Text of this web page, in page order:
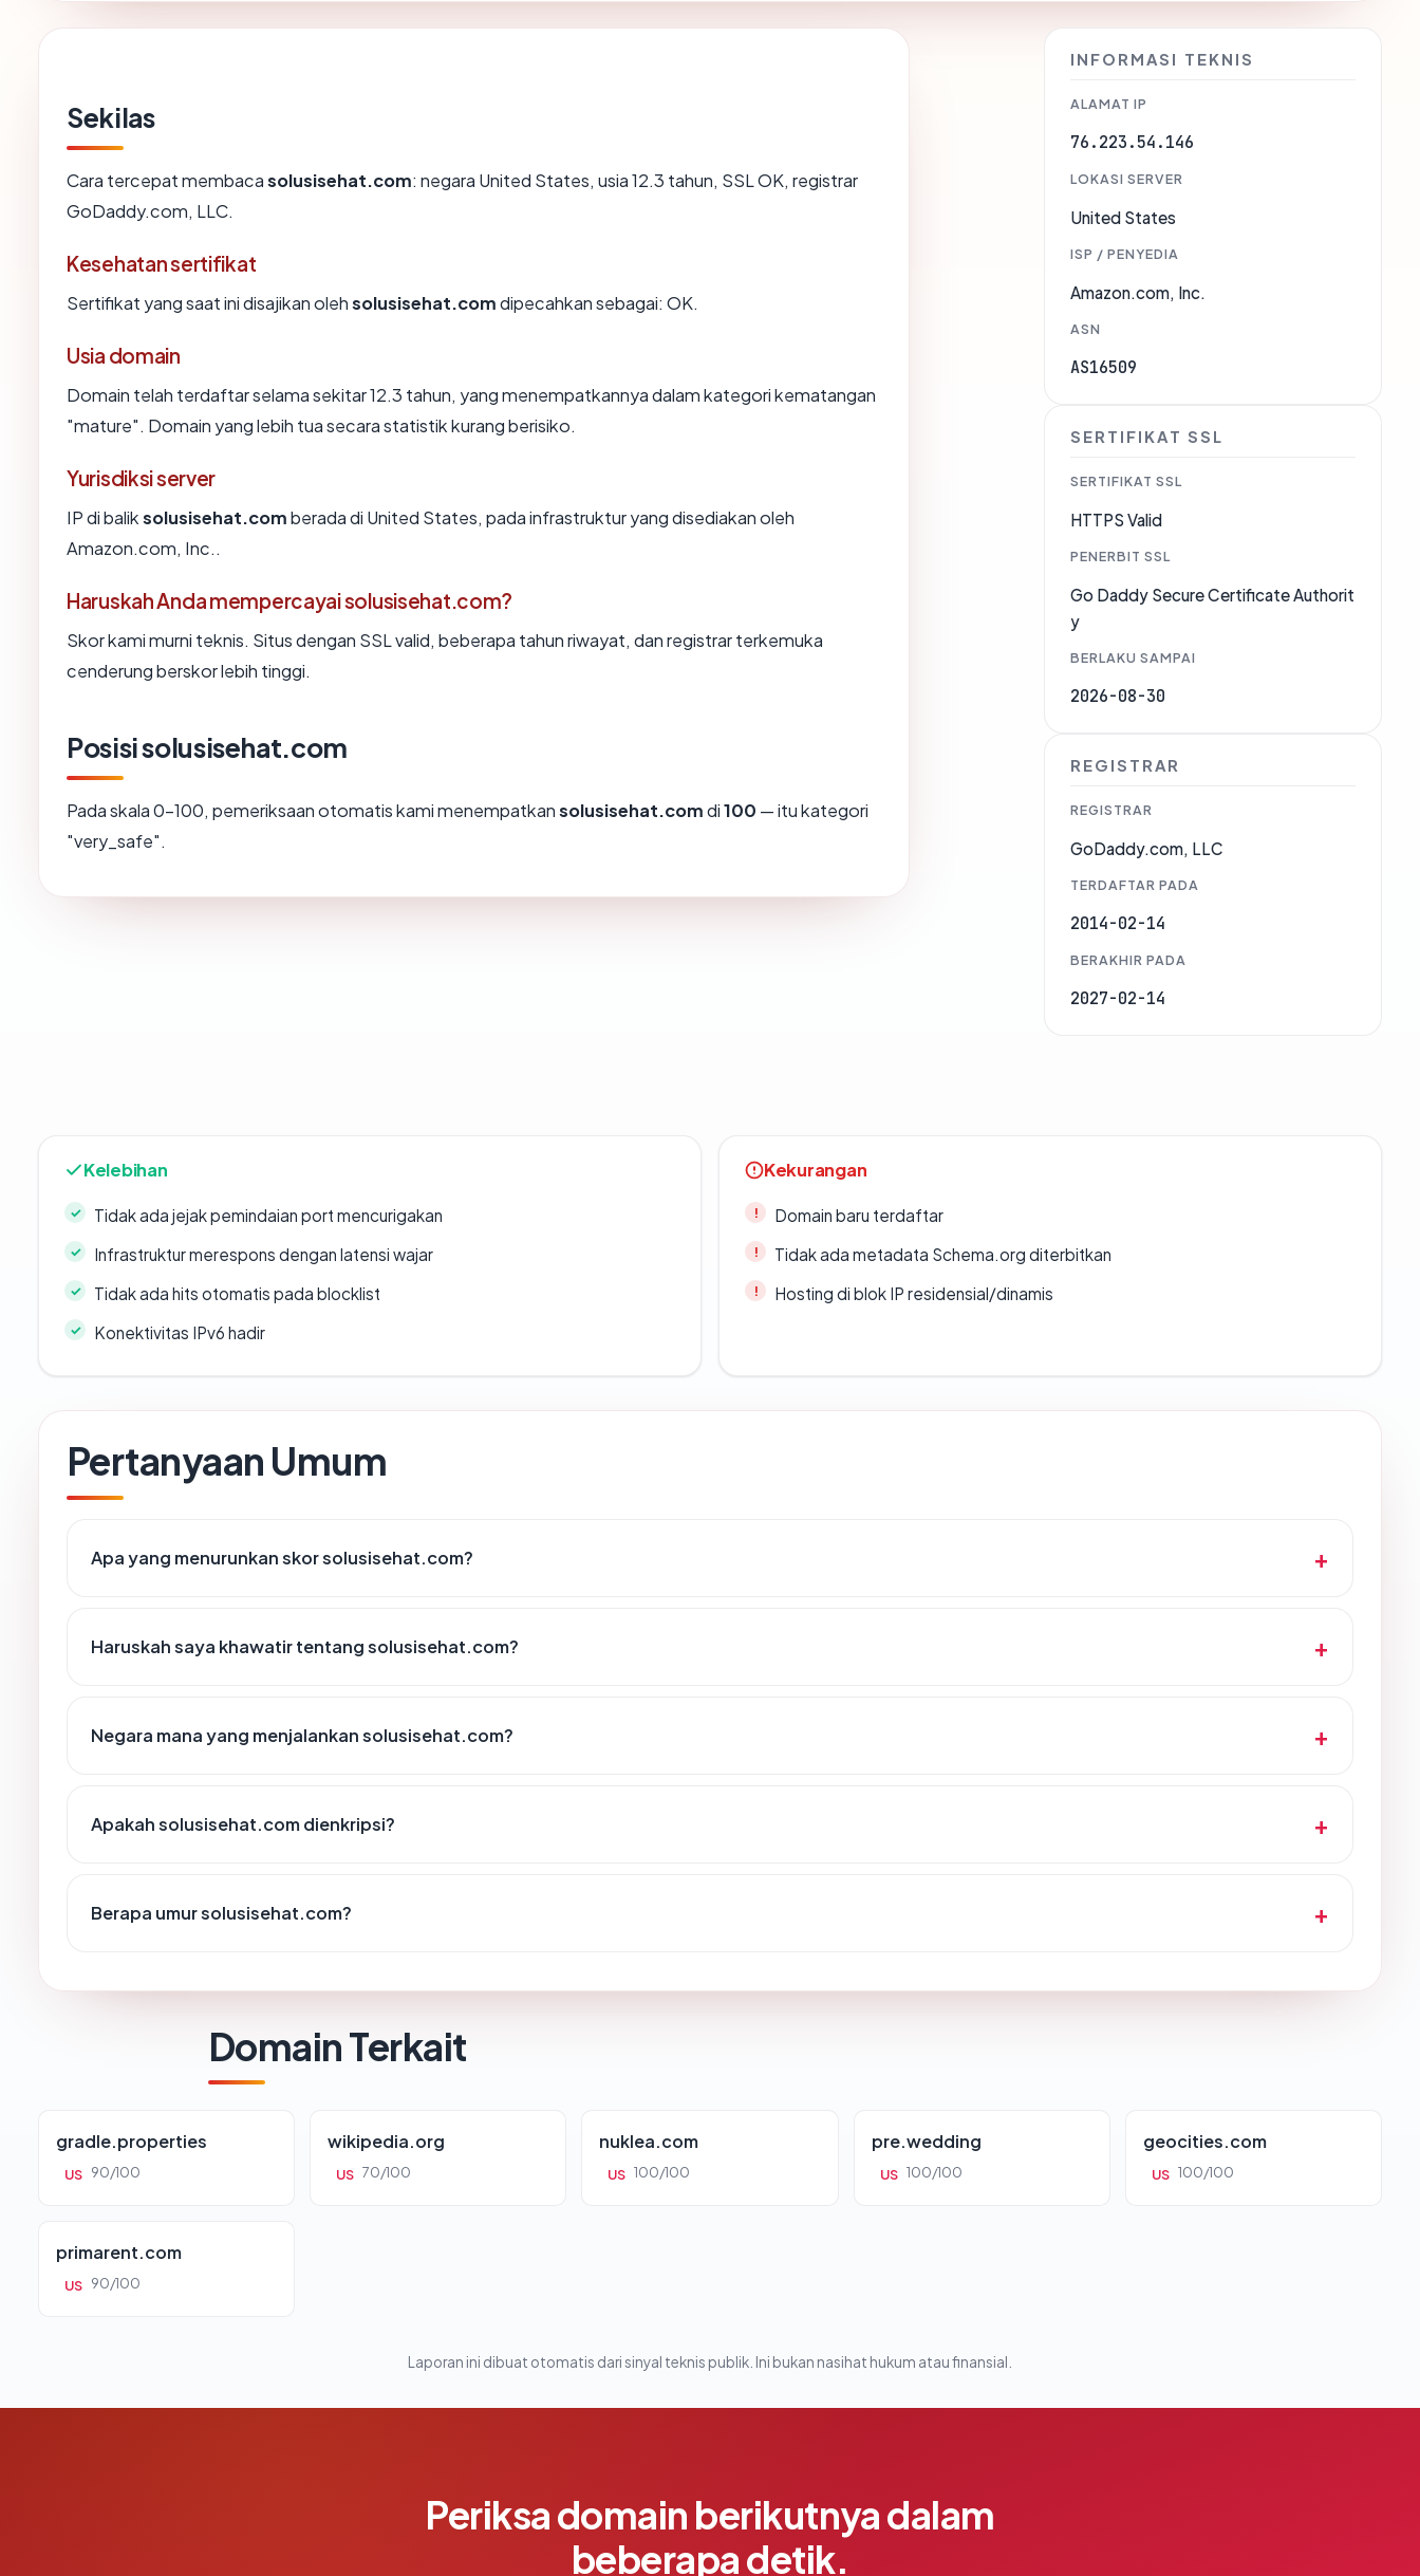
Sekilas
Cara tercepat membacasolusisehat.com: negara United States, usia 12.3 tahun, SSL OK, registrar
GoDaddy.com, LLC.
Kesehatan sertifikat
Sertifikat yang saat ini disajikan olehsolusisehat.comdipecahkan sebagai: OK.
Usia domain
Domain telah terdaftar selama sekitar 12.3 tahun, yang menempatkannya dalam kategori kematangan
"mature". Domain yang lebih tua secara statistik kurang berisiko.
Yurisdiksi server
IP di baliksolusisehat.comberada di United States, pada infrastruktur yang disediakan oleh
Amazon.com, Inc..
Haruskah Anda mempercayai solusisehat.com?
Skor kami murni teknis. Situs dengan SSL valid, beberapa tahun riwayat, dan registrar terkemuka
cenderung berskor lebih tinggi.
Posisi solusisehat.com
Pada skala 0-100, pemeriksaan otomatis kami menempatkansolusisehat.comdi100 — itu kategori
"very_safe".
INFORMASI TEKNIS
ALAMAT IP
76.223.54.146
LOKASI SERVER
United States
ISP / PENYEDIA
Amazon.com, Inc.
ASN
AS16509
SERTIFIKAT SSL
SERTIFIKAT SSL
HTTPS Valid
PENERBIT SSL
Go Daddy Secure Certificate Authorit
y
BERLAKU SAMPAI
2026-08-30
REGISTRAR
REGISTRAR
GoDaddy.com, LLC
TERDAFTAR PADA
2014-02-14
BERAKHIR PADA
2027-02-14
Kelebihan
Tidak ada jejak pemindaian port mencurigakan
Infrastruktur merespons dengan latensi wajar
Tidak ada hits otomatis pada blocklist
Konektivitas IPv6 hadir
Kekurangan
Domain baru terdaftar
Tidak ada metadata Schema.org diterbitkan
Hosting di blok IP residensial/dinamis
Pertanyaan Umum
Apa yang menurunkan skor solusisehat.com?
Haruskah saya khawatir tentang solusisehat.com?
Negara mana yang menjalankan solusisehat.com?
Apakah solusisehat.com dienkripsi?
Berapa umur solusisehat.com?
Domain Terkait
gradle.properties
US 90/100
wikipedia.org
US 70/100
nuklea.com
US 100/100
pre.wedding
US 100/100
geocities.com
US 100/100
primarent.com
US 90/100
Laporan ini dibuat otomatis dari sinyal teknis publik. Ini bukan nasihat hukum atau finansial.
Periksa domain berikutnya dalam
beberapa detik.